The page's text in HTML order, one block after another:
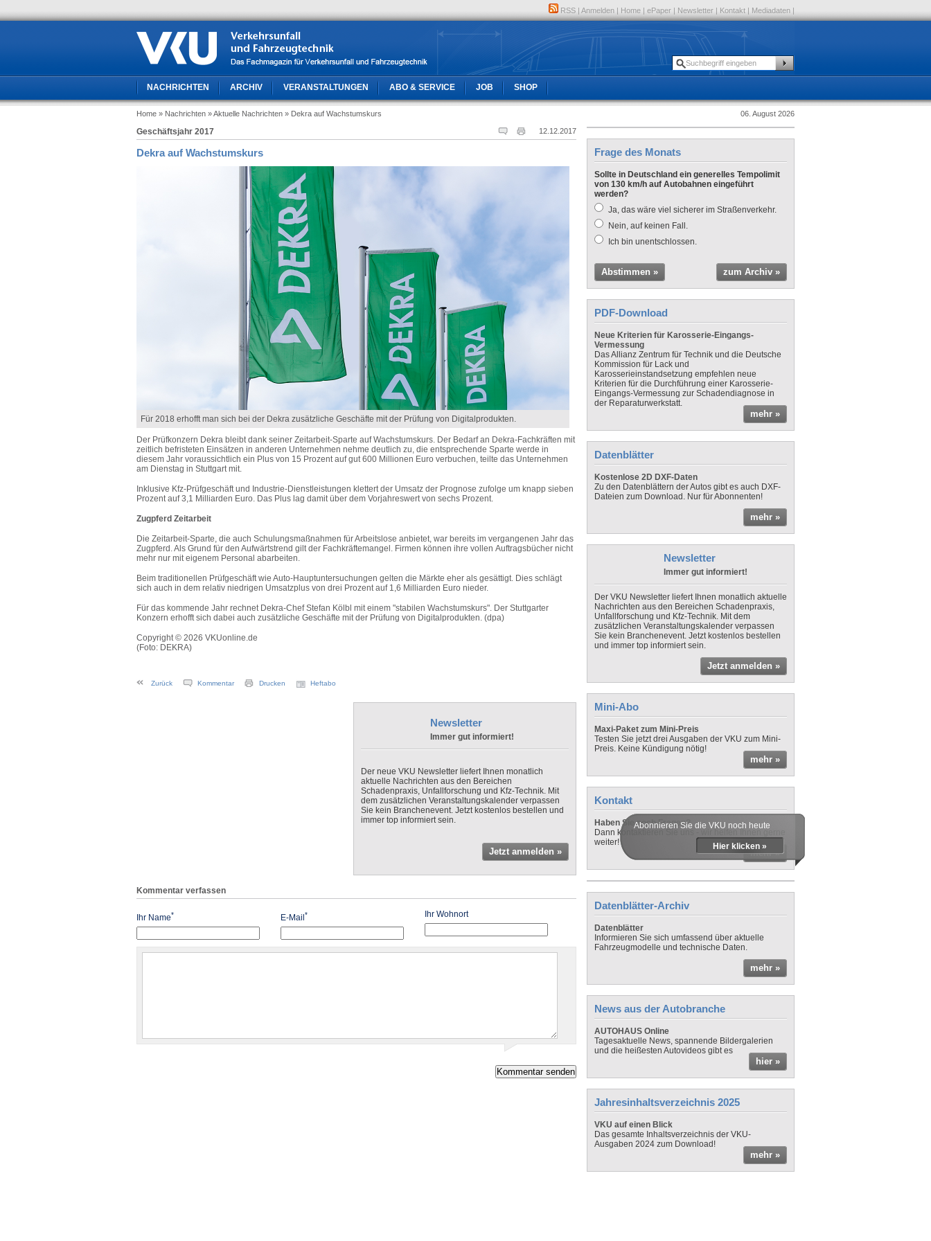
RSS | Anmelden | Home | ePaper | Newsletter | Kontakt | Mediadaten |
NACHRICHTEN ARCHIV VERANSTALTUNGEN ABO & SERVICE JOB SHOP
Home » Nachrichten » Aktuelle Nachrichten » Dekra auf Wachstumskurs 06. August 2026
12.12.2017
Geschäftsjahr 2017
Dekra auf Wachstumskurs
Für 2018 erhofft man sich bei der Dekra zusätzliche Geschäfte mit der Prüfung von Digitalprodukten.
Der Prüfkonzern Dekra bleibt dank seiner Zeitarbeit-Sparte auf Wachstumskurs. Der Bedarf an Dekra-Fachkräften mit
zeitlich befristeten Einsätzen in anderen Unternehmen nehme deutlich zu, die entsprechende Sparte werde in
diesem Jahr voraussichtlich ein Plus von 15 Prozent auf gut 600 Millionen Euro verbuchen, teilte das Unternehmen
am Dienstag in Stuttgart mit.
Inklusive Kfz-Prüfgeschäft und Industrie-Dienstleistungen klettert der Umsatz der Prognose zufolge um knapp sieben
Prozent auf 3,1 Milliarden Euro. Das Plus lag damit über dem Vorjahreswert von sechs Prozent.
Zugpferd Zeitarbeit
Die Zeitarbeit-Sparte, die auch Schulungsmaßnahmen für Arbeitslose anbietet, war bereits im vergangenen Jahr das
Zugpferd. Als Grund für den Aufwärtstrend gilt der Fachkräftemangel. Firmen können ihre vollen Auftragsbücher nicht
mehr nur mit eigenem Personal abarbeiten.
Beim traditionellen Prüfgeschäft wie Auto-Hauptuntersuchungen gelten die Märkte eher als gesättigt. Dies schlägt
sich auch in dem relativ niedrigen Umsatzplus von drei Prozent auf 1,6 Milliarden Euro nieder.
Für das kommende Jahr rechnet Dekra-Chef Stefan Kölbl mit einem "stabilen Wachstumskurs". Der Stuttgarter
Konzern erhofft sich dabei auch zusätzliche Geschäfte mit der Prüfung von Digitalprodukten. (dpa)
Copyright © 2026 VKUonline.de
(Foto: DEKRA)
Zurück Kommentar Drucken Heftabo
Newsletter
Immer gut informiert!
Der neue VKU Newsletter liefert Ihnen monatlich
aktuelle Nachrichten aus den Bereichen
Schadenpraxis, Unfallforschung und Kfz-Technik. Mit
dem zusätzlichen Veranstaltungskalender verpassen
Sie kein Branchenevent. Jetzt kostenlos bestellen und
immer top informiert sein.
Jetzt anmelden »
Kommentar verfassen
Ihr Name* E-Mail* Ihr Wohnort
Frage des Monats
Sollte in Deutschland ein generelles Tempolimit
von 130 km/h auf Autobahnen eingeführt
werden?
Ja, das wäre viel sicherer im Straßenverkehr.
Nein, auf keinen Fall.
Ich bin unentschlossen.
Abstimmen » zum Archiv »
PDF-Download
Neue Kriterien für Karosserie-Eingangs-
Vermessung
Das Allianz Zentrum für Technik und die Deutsche
Kommission für Lack und
Karosserieinstandsetzung empfehlen neue
Kriterien für die Durchführung einer Karosserie-
Eingangs-Vermessung zur Schadendiagnose in
der Reparaturwerkstatt.
mehr »
Datenblätter
Kostenlose 2D DXF-Daten
Zu den Datenblättern der Autos gibt es auch DXF-
Dateien zum Download. Nur für Abonnenten!
mehr »
Newsletter
Immer gut informiert!
Der VKU Newsletter liefert Ihnen monatlich aktuelle
Nachrichten aus den Bereichen Schadenpraxis,
Unfallforschung und Kfz-Technik. Mit dem
zusätzlichen Veranstaltungskalender verpassen
Sie kein Branchenevent. Jetzt kostenlos bestellen
und immer top informiert sein.
Jetzt anmelden »
Mini-Abo
Maxi-Paket zum Mini-Preis
Testen Sie jetzt drei Ausgaben der VKU zum Mini-
Preis. Keine Kündigung nötig!
mehr »
Kontakt
Haben Sie noch Fragen?
Dann kontaktieren Sie uns - wir helfen Ihnen gerne
weiter!
mehr »
Abonnieren Sie die VKU noch heute
Hier klicken »
Datenblätter-Archiv
Datenblätter
Informieren Sie sich umfassend über aktuelle
Fahrzeugmodelle und technische Daten.
mehr »
News aus der Autobranche
AUTOHAUS Online
Tagesaktuelle News, spannende Bildergalerien
und die heißesten Autovideos gibt es
hier »
Jahresinhaltsverzeichnis 2025
VKU auf einen Blick
Das gesamte Inhaltsverzeichnis der VKU-
Ausgaben 2024 zum Download!
mehr »